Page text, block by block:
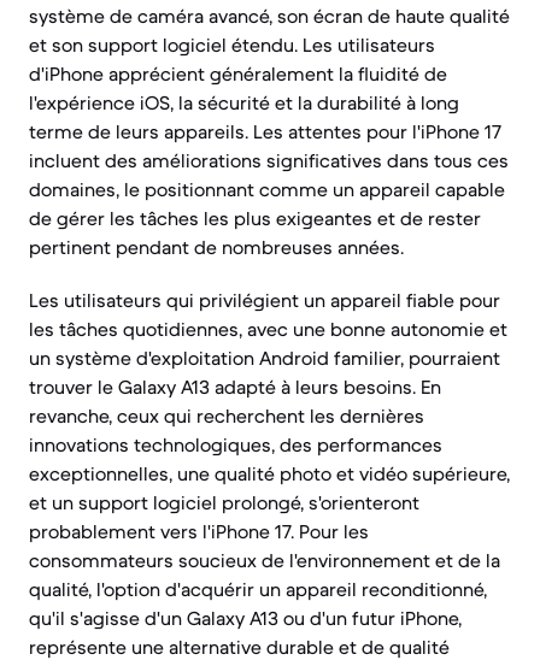
système de caméra avancé, son écran de haute qualité
et son support logiciel étendu. Les utilisateurs
d'iPhone apprécient généralement la fluidité de
l'expérience iOS, la sécurité et la durabilité à long
terme de leurs appareils. Les attentes pour l'iPhone 17
incluent des améliorations significatives dans tous ces
domaines, le positionnant comme un appareil capable
de gérer les tâches les plus exigeantes et de rester
pertinent pendant de nombreuses années.
Les utilisateurs qui privilégient un appareil fiable pour
les tâches quotidiennes, avec une bonne autonomie et
un système d'exploitation Android familier, pourraient
trouver le Galaxy A13 adapté à leurs besoins. En
revanche, ceux qui recherchent les dernières
innovations technologiques, des performances
exceptionnelles, une qualité photo et vidéo supérieure,
et un support logiciel prolongé, s'orienteront
probablement vers l'iPhone 17. Pour les
consommateurs soucieux de l'environnement et de la
qualité, l'option d'acquérir un appareil reconditionné,
qu'il s'agisse d'un Galaxy A13 ou d'un futur iPhone,
représente une alternative durable et de qualité